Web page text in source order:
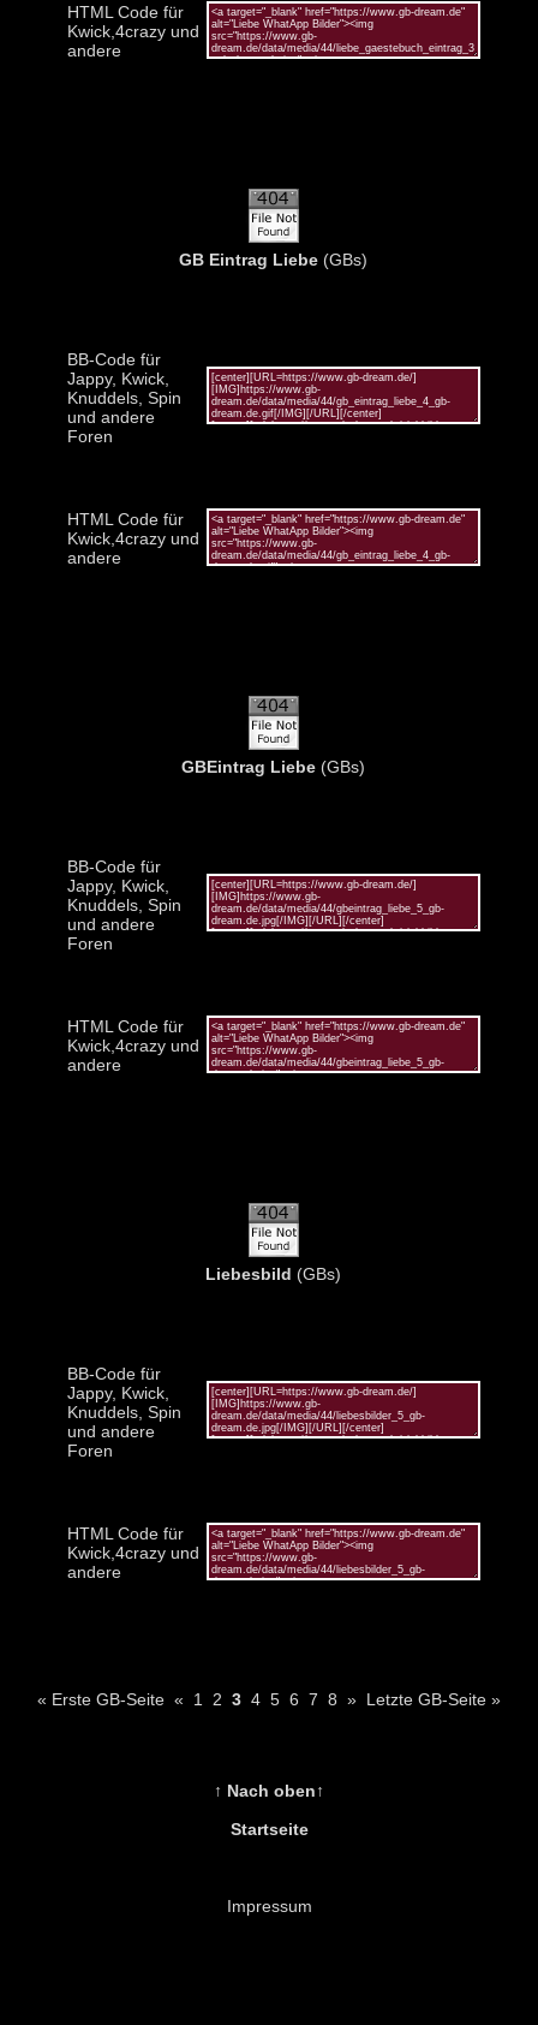
HTML Code für
Kwick,4crazy und
andere
GB Eintrag Liebe (GBs)
BB-Code für
Jappy, Kwick,
Knuddels, Spin
und andere
Foren
HTML Code für
Kwick,4crazy und
andere
GBEintrag Liebe (GBs)
BB-Code für
Jappy, Kwick,
Knuddels, Spin
und andere
Foren
HTML Code für
Kwick,4crazy und
andere
Liebesbild (GBs)
BB-Code für
Jappy, Kwick,
Knuddels, Spin
und andere
Foren
HTML Code für
Kwick,4crazy und
andere
« Erste GB-Seite « 1 2 3 4 5 6 7 8 » Letzte GB-Seite »
↑ Nach oben↑
Startseite
Impressum